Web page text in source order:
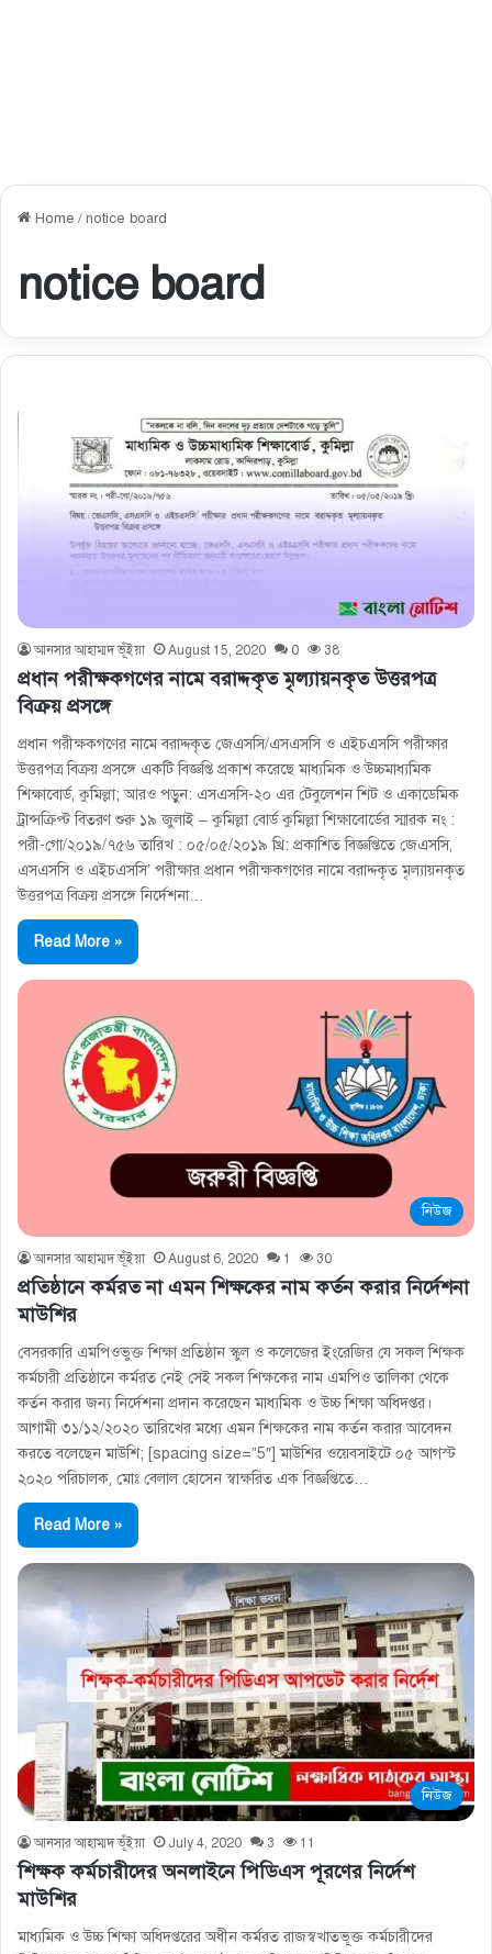
Home /notice board
notice board
আনসার আহাম্মদ ভূঁইয়া August 15, 2020 0 38
প্রধান পরীক্ষকগণের নামে বরাদ্দকৃত মৃল্যায়নকৃত উত্তরপত্র
বিক্রয় প্রসঙ্গে
প্রধান পরীক্ষকগণের নামে বরাদ্দকৃত জেএসসি/এসএসসি ও এইচএসসি পরীক্ষার
উত্তরপত্র বিক্রয় প্রসঙ্গে একটি বিজ্ঞপ্তি প্রকাশ করেছে মাধ্যমিক ও উচ্চমাধ্যমিক
শিক্ষাবোর্ড, কুমিল্লা; আরও পড়ুন: এসএসসি-২০ এর টেবুলেশন শিট ও একাডেমিক
ট্রান্সক্রিপ্ট বিতরণ শুরু ১৯ জুলাই – কুমিল্লা বোর্ড কুমিল্লা শিক্ষাবোর্ডের স্মারক নং :
পরী-গো/২০১৯/৭৫৬ তারিখ : ০৫/০৫/২০১৯ খ্রি: প্রকাশিত বিজ্ঞপ্তিতে জেএসসি,
এসএসসি ও এইচএসসি’ পরীক্ষার প্রধান পরীক্ষকগণের নামে বরাদ্দকৃত মৃল্যায়নকৃত
উত্তরপত্র বিক্রয় প্রসঙ্গে নির্দেশনা…
Read More »
নিউজ
আনসার আহাম্মদ ভূঁইয়া August 6, 2020 1 30
প্রতিষ্ঠানে কর্মরত না এমন শিক্ষকের নাম কর্তন করার নির্দেশনা
মাউশির
বেসরকারি এমপিওভুক্ত শিক্ষা প্রতিষ্ঠান স্কুল ও কলেজের ইংরেজির যে সকল শিক্ষক
কর্মচারী প্রতিষ্ঠানে কর্মরত নেই সেই সকল শিক্ষকের নাম এমপিও তালিকা থেকে
কর্তন করার জন্য নির্দেশনা প্রদান করেছেন মাধ্যমিক ও উচ্চ শিক্ষা অধিদপ্তর।
আগামী ৩১/১২/২০২০ তারিখের মধ্যে এমন শিক্ষকের নাম কর্তন করার আবেদন
করতে বলেছেন মাউশি; [spacing size=”5″] মাউশির ওয়েবসাইটে ০৫ আগস্ট
২০২০ পরিচালক, মোঃ বেলাল হোসেন স্বাক্ষরিত এক বিজ্ঞপ্তিতে…
Read More »
নিউজ
আনসার আহাম্মদ ভূঁইয়া July 4, 2020 3 11
শিক্ষক কর্মচারীদের অনলাইনে পিডিএস পূরণের নির্দেশ
মাউশির
মাধ্যমিক ও উচ্চ শিক্ষা অধিদপ্তরের অধীন কর্মরত রাজস্বখাতভূক্ত কর্মচারীদের